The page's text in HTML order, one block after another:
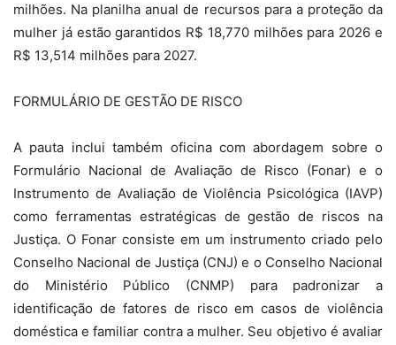
milhões. Na planilha anual de recursos para a proteção da
mulher já estão garantidos R$ 18,770 milhões para 2026 e
R$ 13,514 milhões para 2027.
FORMULÁRIO DE GESTÃO DE RISCO
A pauta inclui também oficina com abordagem sobre o
Formulário Nacional de Avaliação de Risco (Fonar) e o
Instrumento de Avaliação de Violência Psicológica (IAVP)
como ferramentas estratégicas de gestão de riscos na
Justiça. O Fonar consiste em um instrumento criado pelo
Conselho Nacional de Justiça (CNJ) e o Conselho Nacional
do Ministério Público (CNMP) para padronizar a
identificação de fatores de risco em casos de violência
doméstica e familiar contra a mulher. Seu objetivo é avaliar